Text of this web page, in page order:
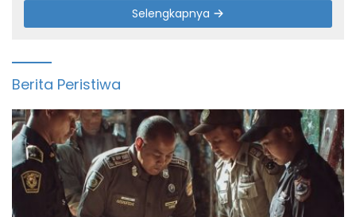
Selengkapnya
Berita Peristiwa